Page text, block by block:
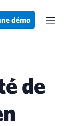
démo
de